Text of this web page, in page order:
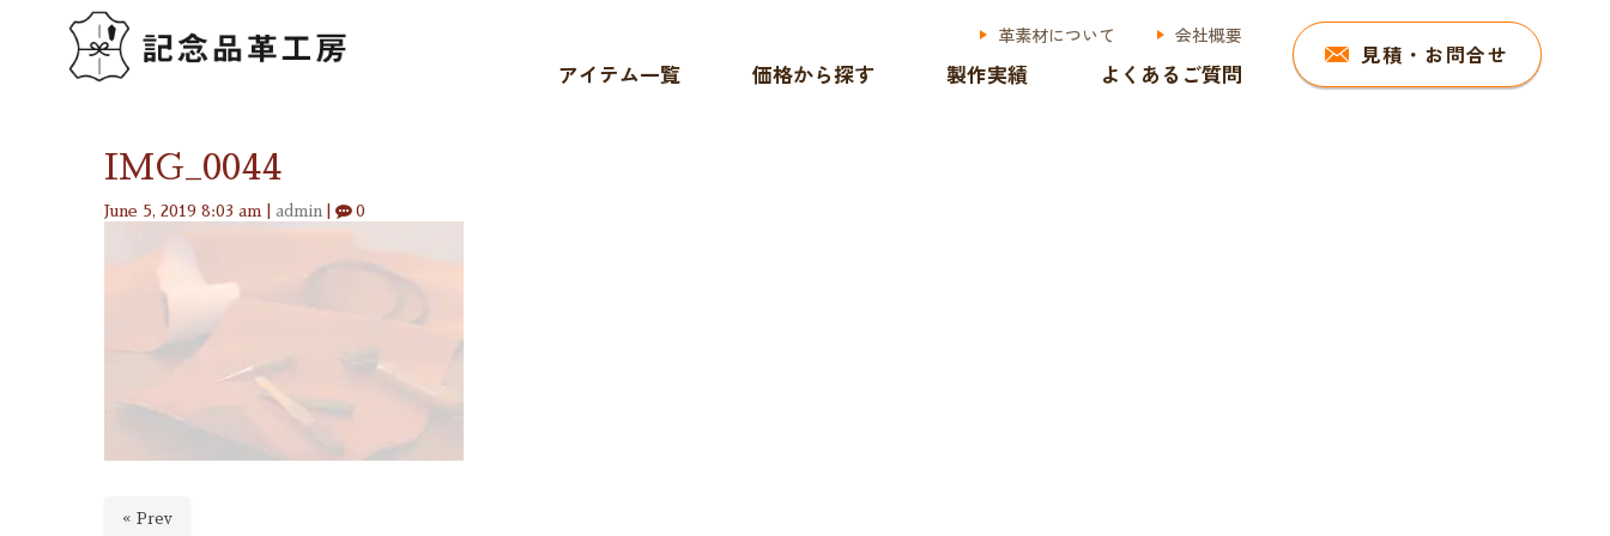
アイテム一覧 価格から探す 製作実績 よくあるご質問
見積・お問合せ
革素材について 会社概要
IMG_0044
June 5, 2019 8:03 am admin 0
« Prev